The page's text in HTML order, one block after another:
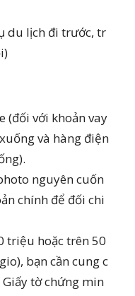
du lịch đi trước, tr
(đối với khoản vay
và hàng điện
nguyên cuốn
chính để đối chi
triệu hoặc trên 50
bạn cần cung c
tờ chứng min